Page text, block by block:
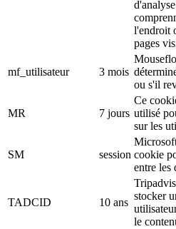
l'endroit
pages
mf_utilisateur 3 mois
ou s'il
MR 7 jours
Ce
utilisé
sur les
SM session cookie
entre les
TADCID 10 ans
stocker
le